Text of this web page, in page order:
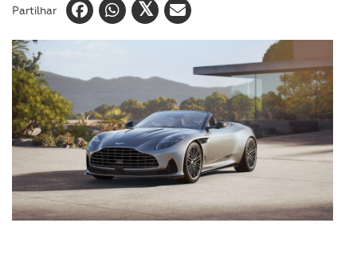
Partilhar